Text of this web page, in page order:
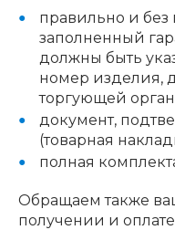
правильно и
заполненный
должны быть
номер изделия,
торгующей
документ,
(товарная
полная
Обращаем также
получении и оплате